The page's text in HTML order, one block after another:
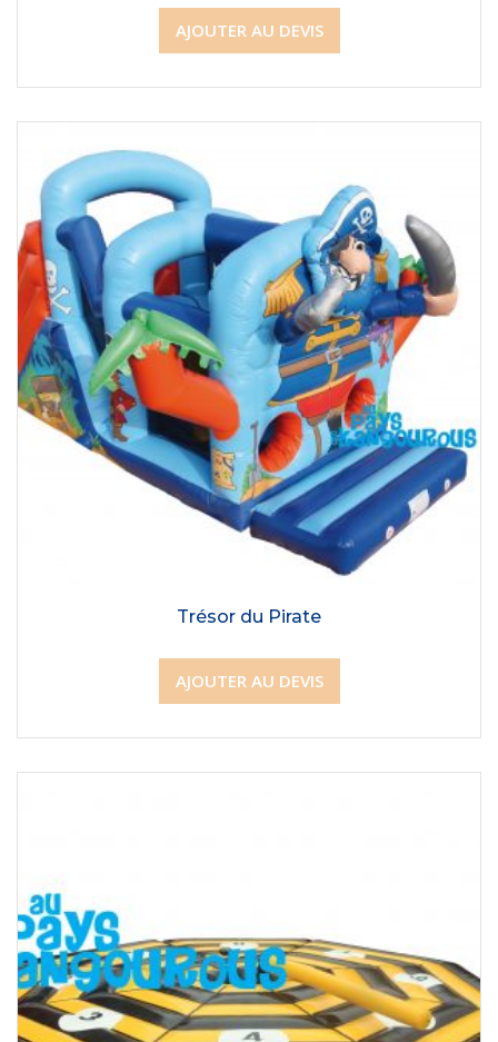
AJOUTER AU DEVIS
Trésor du Pirate
AJOUTER AU DEVIS